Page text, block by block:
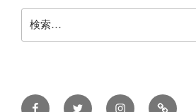
索:
FacebookTwitter InstagramONLINE